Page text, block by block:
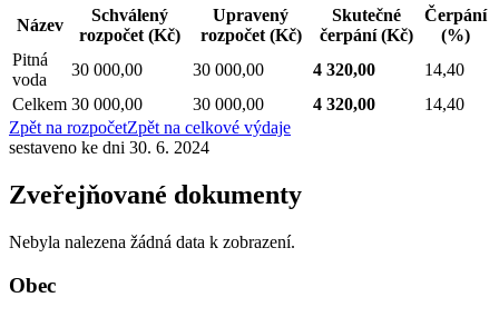
Název
Schválený
rozpočet (Kč)
Upravený
rozpočet (Kč)
Skutečné
čerpání(Kč)
Čerpání
(%)
Pitná
voda
30 000,00 30 000,00 4 320,00
14,40
Celkem 30 000,00 30 000,00 4 320,00
14,40
Zpět na rozpočetZpět na celkové výdaje
sestaveno ke dni 30. 6. 2024
Zveřejňované dokumenty
Nebyla nalezena žádná data k zobrazení.
Obec